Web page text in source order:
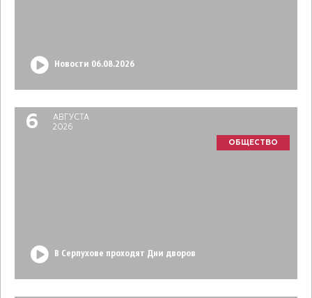
Новости 06.08.2026
6
АВГУСТА
2026
ОБЩЕСТВО
В Серпухове проходят Дни дворов